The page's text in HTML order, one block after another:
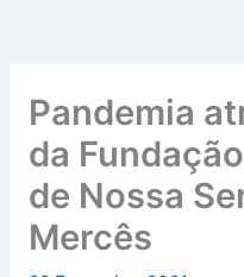
Pandemia
da
de Nossa
Mercês